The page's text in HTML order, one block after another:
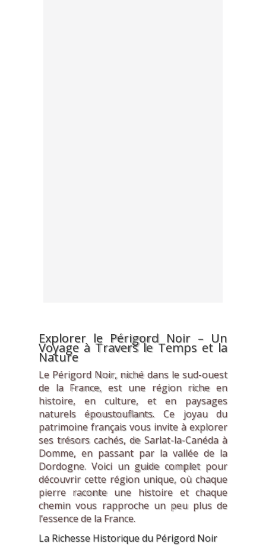
Explorer le Périgord Noir – Un
Voyage à Travers le Temps et la
Nature
Le Périgord Noir, niché dans le sud-ouest
de la France, est une région riche en
histoire, en culture, et en paysages
naturels époustouflants. Ce joyau du
patrimoine français vous invite à explorer
ses trésors cachés, de Sarlat-la-Canéda à
Domme, en passant par la vallée de la
Dordogne. Voici un guide complet pour
découvrir cette région unique, où chaque
pierre raconte une histoire et chaque
chemin vous rapproche un peu plus de
l’essence de la France.
La Richesse Historique du Périgord Noir